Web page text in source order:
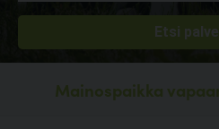
Mainospaikka